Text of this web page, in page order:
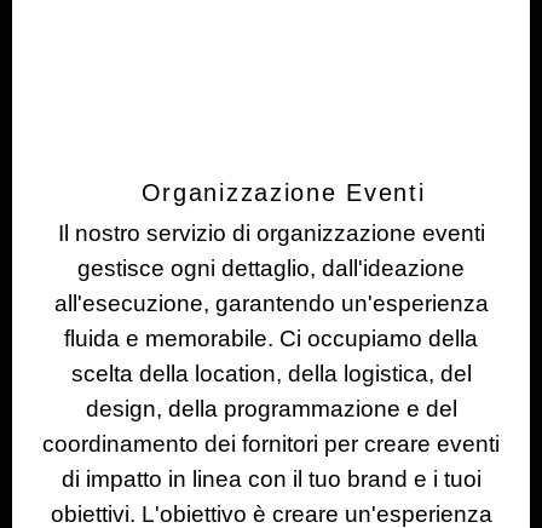
Organizzazione Eventi
Il nostro servizio di organizzazione eventi
gestisce ogni dettaglio, dall'ideazione
all'esecuzione, garantendo un'esperienza
fluida e memorabile. Ci occupiamo della
scelta della location, della logistica, del
design, della programmazione e del
coordinamento dei fornitori per creare eventi
di impatto in linea con il tuo brand e i tuoi
obiettivi. L'obiettivo è creare un'esperienza